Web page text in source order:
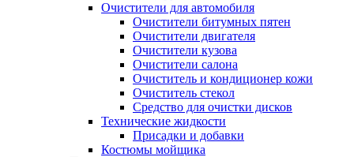
Очистители для автомобиля
Очистители битумных пятен
Очистители двигателя
Очистители кузова
Очистители салона
Очиститель и кондиционер кожи
Очиститель стекол
Средство для очистки дисков
Технические жидкости
Присадки и добавки
Костюмы мойщика